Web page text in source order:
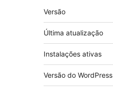
Meta
Versão
Última atualização
Instalações ativas
Versão do WordPress